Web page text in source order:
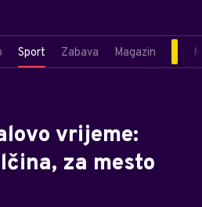
Sport Zabava Magazin
vrijeme:
za mesto